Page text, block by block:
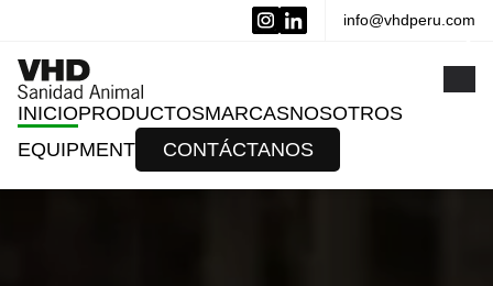
info@vhdperu.com
INICIOPRODUCTOSMARCASNOSOTROS
EQUIPMENT
CONTÁCTANOS